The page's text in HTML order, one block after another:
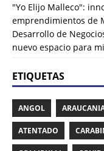
"Yo Elijo Malleco":
emprendimientos de
Desarrollo de
nuevo espacio para
ETIQUETAS
ANGOL
ATENTADO